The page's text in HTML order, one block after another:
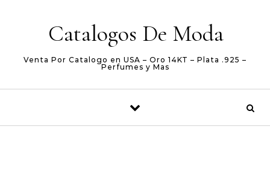
Catalogos De Moda
Venta Por Catalogo en USA – Oro 14KT – Plata .925 –
Perfumes y Mas